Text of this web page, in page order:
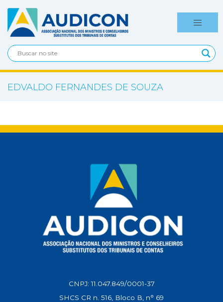
EDVALDO FERNANDES DE SOUZA
CNPJ: 11.047.849/0001-37
SHCS CR n. 516, Bloco B, n° 69